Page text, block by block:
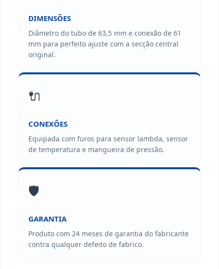
DIMENSÕES
Diâmetro do tubo de 63,5 mm e conexão de 61
mm para perfeito ajuste com a secção central
original.
🔌
CONEXÕES
Equipada com furos para sensor lambda, sensor
de temperatura e mangueira de pressão.
🛡️
GARANTIA
Produto com 24 meses de garantia do fabricante
contra qualquer defeito de fabrico.